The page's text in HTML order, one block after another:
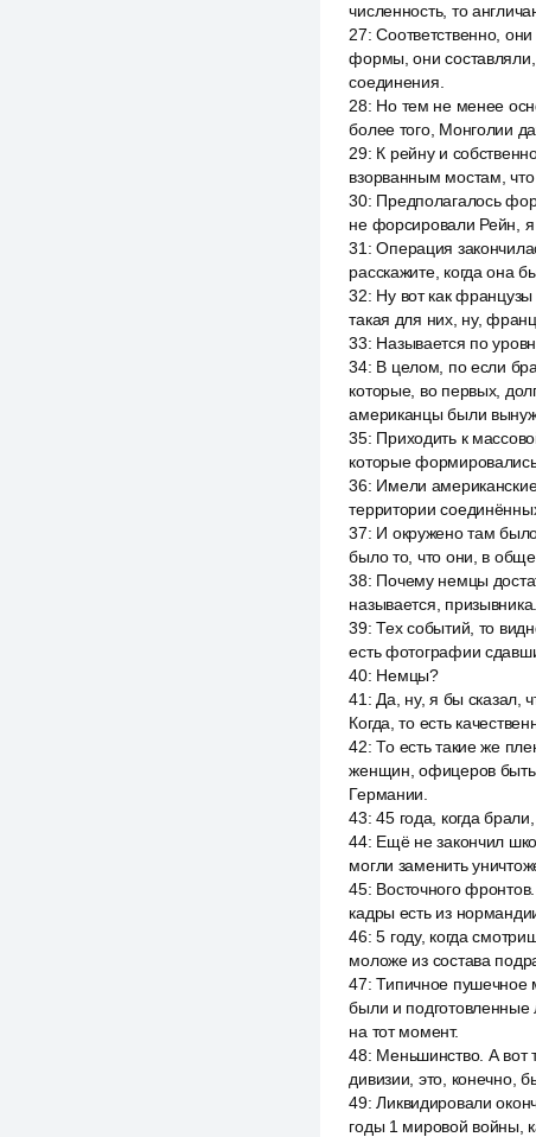
численность, то
27:Соответственно,
формы, они составляли,
соединения.
28: Но тем не менее
более того, Монголии
29: К рейну и
взорванным мостам,
30: Предполагалось
не форсировали Рейн, я
31 :Операция
расскажите, когда она
32: Ну вот как
такая для них, ну,
33: Называется по
34: В целом, по если
которые, во первых,
американцы были
35: Приходить к
которые
36: Имели
территории
37: И окружено там
было то, что они, в
38: Почему немцы
называется,
39:Тех событий, то
есть фотографии
40: Немцы?
41 : Да, ну, я бы сказал,
Когда, то есть
42:То есть такие же
женщин, офицеров быть
Германии.
43:45 года, когда
44: Ещё не закончил
могли заменить
45: Восточного
кадры есть из
46:5 году, когда
моложе из состава
47:Типичное пушечное
были и подготовленные
на тот момент.
48: Меньшинство. А вот
дивизии, это, конечно,
49:Ликвидировали
годы 1 мировой войны,